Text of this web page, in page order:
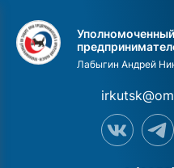
Лабыгин Андрей